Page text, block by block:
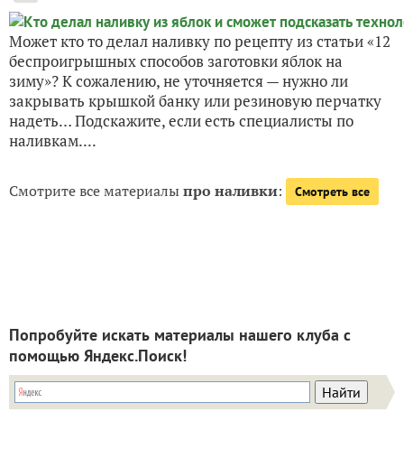
Может кто то делал наливку по рецепту из статьи «12
беспроигрышных способов заготовки яблок на
зиму»? К сожалению, не уточняется — нужно ли
закрывать крышкой банку или резиновую перчатку
надеть… Подскажите, если есть специалисты по
наливкам....
Смотрите все материалыпро наливки: Смотреть все
Попробуйте искать материалы нашего клуба с
помощью Яндекс.Поиск!